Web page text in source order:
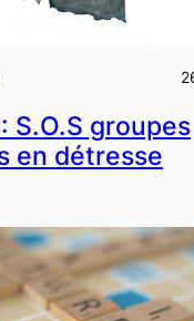
S.O.S groupes
en détresse